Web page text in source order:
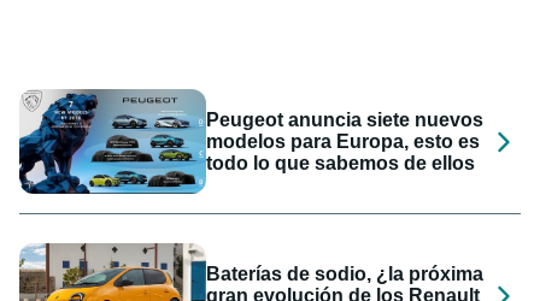
Peugeot anuncia siete nuevos
modelos para Europa, esto es
todo lo que sabemos de ellos
Baterías de sodio, ¿la próxima
gran evolución de los Renault